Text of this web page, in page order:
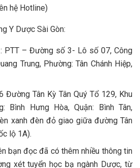
hệ Hotline)
Y Dược Sài Gòn:
: PTT – Đường số 3- Lô số 07, Công
Trung, Phường: Tân Chánh Hiệp,
Đường Tân Kỳ Tân Quý Tổ 129, Khu
Bình Hưng Hòa, Quận: Bình Tân,
xanh đèn đỏ giao giữa đường Tân
lộ 1A).
bạn đọc đã có thêm nhiều thông tin
xét tuyển học bạ ngành Dược, từ